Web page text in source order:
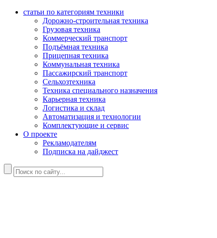
статьи по категориям техники
Дорожно-строительная техника
Грузовая техника
Коммерческий транспорт
Подъёмная техника
Прицепная техника
Коммунальная техника
Пассажирский транспорт
Сельхозтехника
Техника специального назначения
Карьерная техника
Логистика и склад
Автоматизация и технологии
Комплектующие и сервис
О проекте
Рекламодателям
Подписка на дайджест